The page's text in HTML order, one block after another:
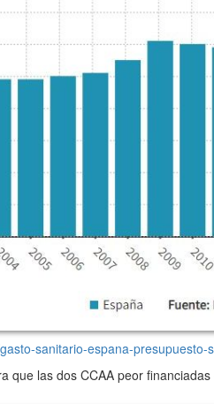
sanitario-espana-
que las dos CCAA peor